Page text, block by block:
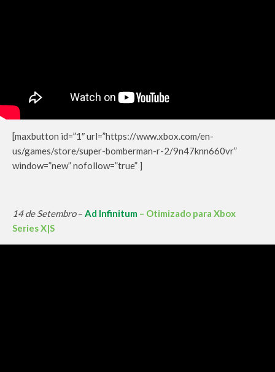
[maxbutton id=”1″ url=”https://www.xbox.com/en-
us/games/store/super-bomberman-r-2/9n47knn660vr”
window=”new” nofollow=”true” ]
14 de Setembro– Ad Infinitum – Otimizado para Xbox
Series X|S